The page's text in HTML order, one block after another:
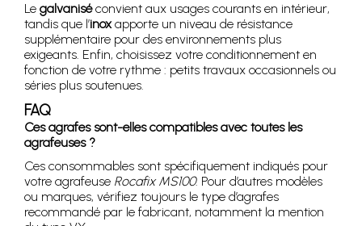
Le galvaniséconvient aux usages courants en intérieur,
tandis que l’inoxapporte un niveau de résistance
supplémentaire pour des environnements plus
exigeants. Enfin, choisissez votre conditionnement en
fonction de votre rythme : petits travaux occasionnels ou
séries plus soutenues.
FAQ
Ces agrafes sont-elles compatibles avec toutes les
agrafeuses ?
Ces consommables sont spécifiquement indiqués pour
votre agrafeuse Rocafix MS100. Pour d’autres modèles
ou marques, vérifiez toujours le type d’agrafes
recommandé par le fabricant, notamment la mention